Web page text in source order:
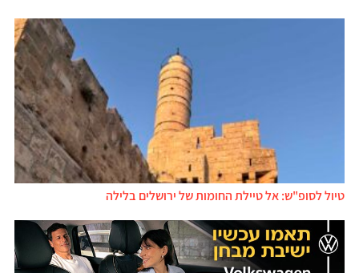
טיול לסופ"ש: אל טיילת החומות של ירושלים בלילה